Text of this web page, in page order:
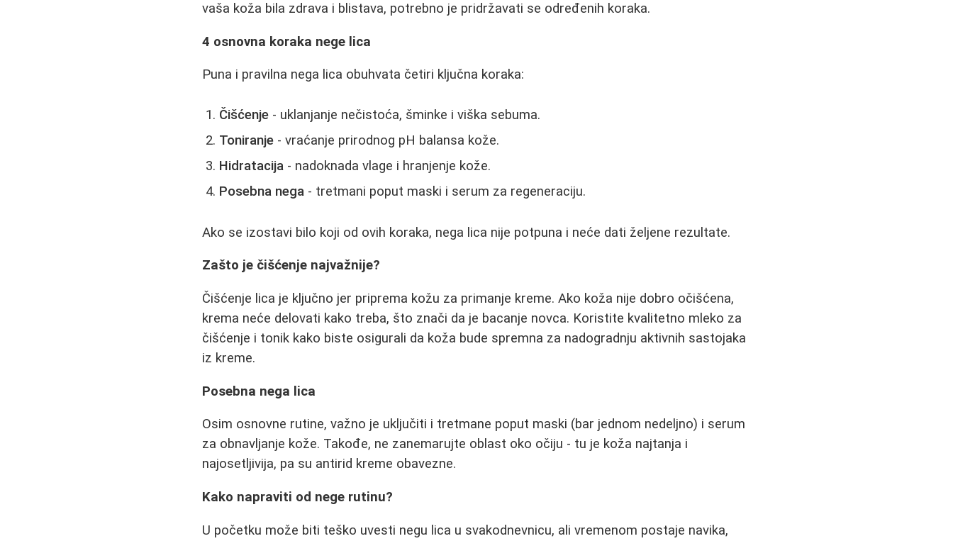
vaša koža bila zdrava i blistava, potrebno je pridržavati se određenih koraka.
4 osnovna koraka nege lica
Puna i pravilna nega lica obuhvata četiri ključna koraka:
Čišćenje - uklanjanje nečistoća, šminke i viška sebuma.
Toniranje - vraćanje prirodnog pH balansa kože.
Hidratacija - nadoknada vlage i hranjenje kože.
Posebna nega - tretmani poput maski i serum za regeneraciju.
Ako se izostavi bilo koji od ovih koraka, nega lica nije potpuna i neće dati željene rezultate.
Zašto je čišćenje najvažnije?
Čišćenje lica je ključno jer priprema kožu za primanje kreme. Ako koža nije dobro očišćena,
krema neće delovati kako treba, što znači da je bacanje novca. Koristite kvalitetno mleko za
čišćenje i tonik kako biste osigurali da koža bude spremna za nadogradnju aktivnih sastojaka
iz kreme.
Posebna nega lica
Osim osnovne rutine, važno je uključiti i tretmane poput maski (bar jednom nedeljno) i serum
za obnavljanje kože. Takođe, ne zanemarujte oblast oko očiju - tu je koža najtanja i
najosetljivija, pa su antirid kreme obavezne.
Kako napraviti od nege rutinu?
U početku može biti teško uvesti negu lica u svakodnevnicu, ali vremenom postaje navika,